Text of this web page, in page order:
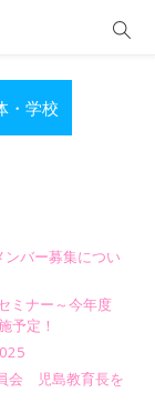
・学校
ンバー募集につい
ミナー～今年度
予定！
会 児島教育長を